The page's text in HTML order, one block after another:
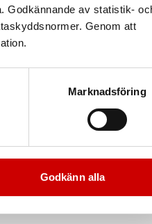
Godkännande av statistik-
Genom att
Marknadsföring
Godkänn alla